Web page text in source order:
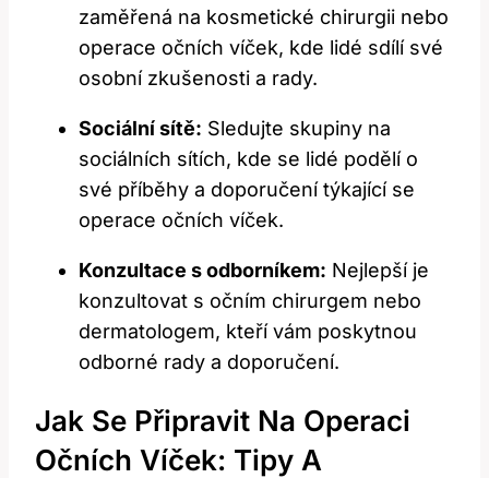
zaměřená na kosmetické chirurgii nebo
operace očních víček, kde lidé sdílí své
osobní zkušenosti a rady.
Sociální sítě: Sledujte skupiny na
sociálních sítích, kde se lidé podělí o
své příběhy a doporučení týkající se
operace očních víček.
Konzultace s odborníkem: Nejlepší je
konzultovat s očním chirurgem nebo
dermatologem, kteří vám poskytnou
odborné rady a doporučení.
Jak Se Připravit Na Operaci
Očních Víček: Tipy A